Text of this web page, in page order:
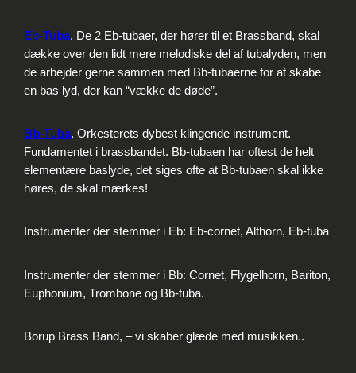
Eb-Tuba. De 2 Eb-tubaer, der hører til et Brassband, skal
dække over den lidt mere melodiske del af tubalyden, men
de arbejder gerne sammen med Bb-tubaerne for at skabe
en bas lyd, der kan “vække de døde”.
Bb-Tuba. Orkesterets dybest klingende instrument.
Fundamentet i brassbandet. Bb-tubaen har oftest de helt
elementære baslyde, det siges ofte at Bb-tubaen skal ikke
høres, de skal mærkes!
Instrumenter der stemmer i Eb: Eb-cornet, Althorn, Eb-tuba
Instrumenter der stemmer i Bb: Cornet, Flygelhorn, Bariton,
Euphonium, Trombone og Bb-tuba.
Borup Brass Band, – vi skaber glæde med musikken..